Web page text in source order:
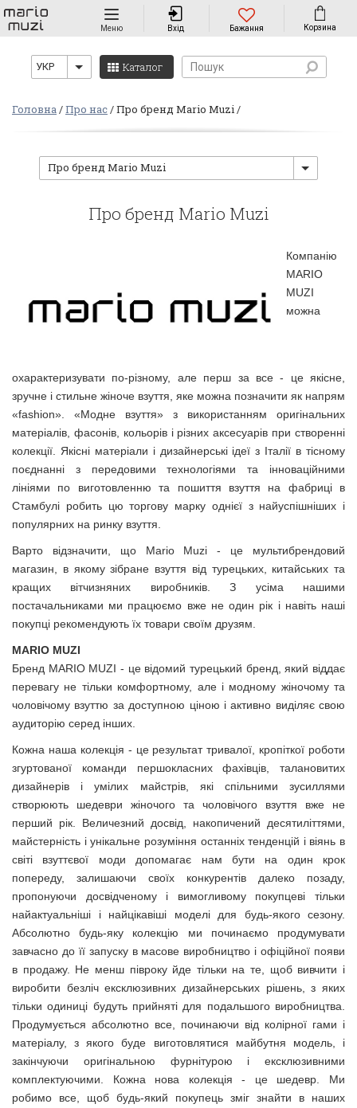
Навігація
Меню Вхід Бажання Корзина
УКР Каталог
Головна Про нас Про бренд Mario Muzi
Про бренд Mario Muzi
Про бренд Mario Muzi
Компанію
MARIO
MUZI
можна
охарактеризувати по-різному, але перш за все - це якісне,
зручне і стильне жіноче взуття, яке можна позначити як напрям
«fashion». «Модне взуття» з використанням оригінальних
матеріалів, фасонів, кольорів і різних аксесуарів при створенні
колекції. Якісні матеріали і дизайнерські ідеї з Італії в тісному
поєднанні з передовими технологіями та інноваційними
лініями по виготовленню та пошиття взуття на фабриці в
Стамбулі робить цю торгову марку однієї з найуспішніших і
популярних на ринку взуття.
Варто відзначити, що Mario Muzi - це мультибрендовий
магазин, в якому зібране взуття від турецьких, китайських та
кращих вітчизняних виробників. З усіма нашими
постачальниками ми працюємо вже не один рік і навіть наші
покупці рекомендують їх товари своїм друзям.
MARIO MUZI
Бренд MARIO MUZI - це відомий турецький бренд, який віддає
перевагу не тільки комфортному, але і модному жіночому та
чоловічому взуттю за доступною ціною і активно виділяє свою
аудиторію серед інших.
Кожна наша колекція - це результат тривалої, кропіткої роботи
згуртованої команди першокласних фахівців, талановитих
дизайнерів і умілих майстрів, які спільними зусиллями
створюють шедеври жіночого та чоловічого взуття вже не
перший рік. Величезний досвід, накопичений десятиліттями,
майстерність і унікальне розуміння останніх тенденцій і віянь в
світі взуттєвої моди допомагає нам бути на один крок
попереду, залишаючи своїх конкурентів далеко позаду,
пропонуючи досвідченому і вимогливому покупцеві тільки
найактуальніші і найцікавіші моделі для будь-якого сезону.
Абсолютно будь-яку колекцію ми починаємо продумувати
завчасно до її запуску в масове виробництво і офіційної появи
в продажу. Не менш півроку йде тільки на те, щоб вивчити і
виробити безліч ексклюзивних дизайнерських рішень, з яких
тільки одиниці будуть прийняті для подальшого виробництва.
Продумується абсолютно все, починаючи від колірної гами і
матеріалу, з якого буде виготовлятися майбутня модель, і
закінчуючи оригінальною фурнітурою і ексклюзивними
комплектуючими. Кожна нова колекція - це шедевр. Ми
робимо все, щоб будь-який покупець зміг знайти в наших